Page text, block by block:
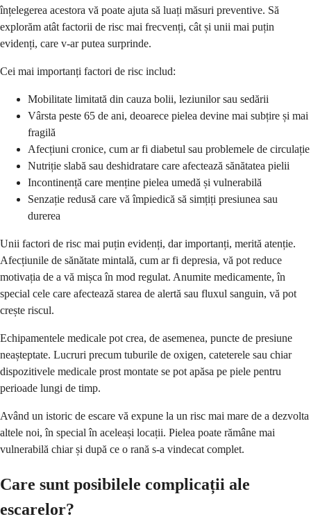
înțelegerea acestora vă poate ajuta să luați măsuri preventive. Să
explorăm atât factorii de risc mai frecvenți, cât și unii mai puțin
evidenți, care v-ar putea surprinde.
Cei mai importanți factori de risc includ:
Mobilitate limitată din cauza bolii, leziunilor sau sedării
Vârsta peste 65 de ani, deoarece pielea devine mai subțire și mai
fragilă
Afecțiuni cronice, cum ar fi diabetul sau problemele de circulație
Nutriție slabă sau deshidratare care afectează sănătatea pielii
Incontinență care menține pielea umedă și vulnerabilă
Senzație redusă care vă împiedică să simțiți presiunea sau
durerea
Unii factori de risc mai puțin evidenți, dar importanți, merită atenție.
Afecțiunile de sănătate mintală, cum ar fi depresia, vă pot reduce
motivația de a vă mișca în mod regulat. Anumite medicamente, în
special cele care afectează starea de alertă sau fluxul sanguin, vă pot
crește riscul.
Echipamentele medicale pot crea, de asemenea, puncte de presiune
neașteptate. Lucruri precum tuburile de oxigen, cateterele sau chiar
dispozitivele medicale prost montate se pot apăsa pe piele pentru
perioade lungi de timp.
Având un istoric de escare vă expune la un risc mai mare de a dezvolta
altele noi, în special în aceleași locații. Pielea poate rămâne mai
vulnerabilă chiar și după ce o rană s-a vindecat complet.
Care sunt posibilele complicații ale
escarelor?